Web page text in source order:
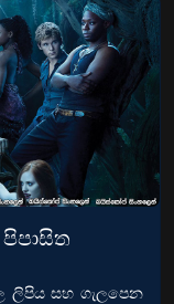
ලිපිය සහ ගැලපෙන